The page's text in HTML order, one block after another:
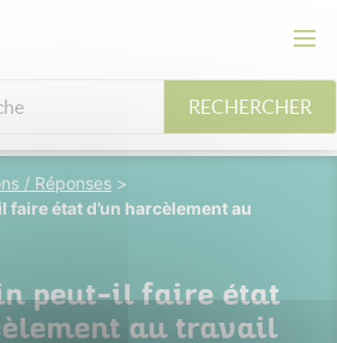
RECHERCHER
/ Réponses >
faire état d’un harcèlement au
peut-il faire état
au travail